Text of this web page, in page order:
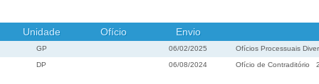
Unidade Ofício Envio
GP 06/02/2025 Ofícios Processuais
DP 06/08/2024 Ofício de Contraditório